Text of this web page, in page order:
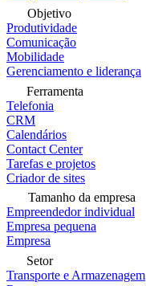
Objetivo
Produtividade
Comunicação
Mobilidade
Gerenciamento e liderança
Ferramenta
Telefonia
CRM
Calendários
Contact Center
Tarefas e projetos
Criador de sites
Tamanho da empresa
Empreendedor individual
Empresa pequena
Empresa
Setor
Transporte e Armazenagem